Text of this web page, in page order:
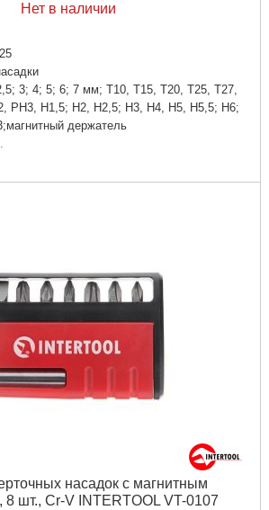
Нет в наличии
3; 4; 5; 6; 7 мм; T10, T15, T20, T25, T27,
PH3, H1,5; H2, H2,5; H3, H4, H5, H5,5; H6;
держатель
насадок с магнитным
8 шт., Cr-V INTERTOOL VT-0107